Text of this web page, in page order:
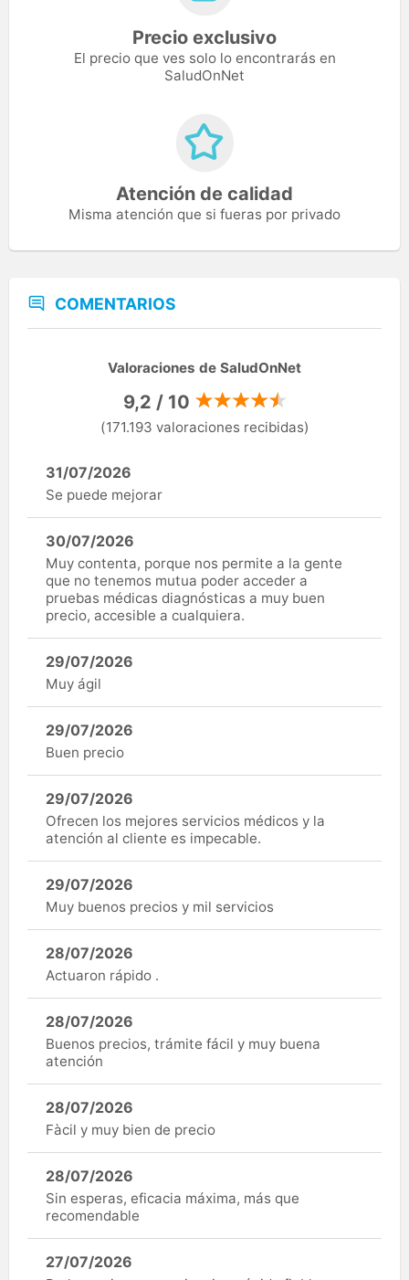
Precio exclusivo
El precio que ves solo lo encontrarás en
SaludOnNet
Atención de calidad
Misma atención que si fueras por privado
COMENTARIOS
Valoraciones de SaludOnNet
9,2 / 10
(171.193 valoraciones recibidas)
31/07/2026
Se puede mejorar
30/07/2026
Muy contenta, porque nos permite a la gente
que no tenemos mutua poder acceder a
pruebas médicas diagnósticas a muy buen
precio, accesible a cualquiera.
29/07/2026
Muy ágil
29/07/2026
Buen precio
29/07/2026
Ofrecen los mejores servicios médicos y la
atención al cliente es impecable.
29/07/2026
Muy buenos precios y mil servicios
28/07/2026
Actuaron rápido .
28/07/2026
Buenos precios, trámite fácil y muy buena
atención
28/07/2026
Fàcil y muy bien de precio
28/07/2026
Sin esperas, eficacia máxima, más que
recomendable
27/07/2026